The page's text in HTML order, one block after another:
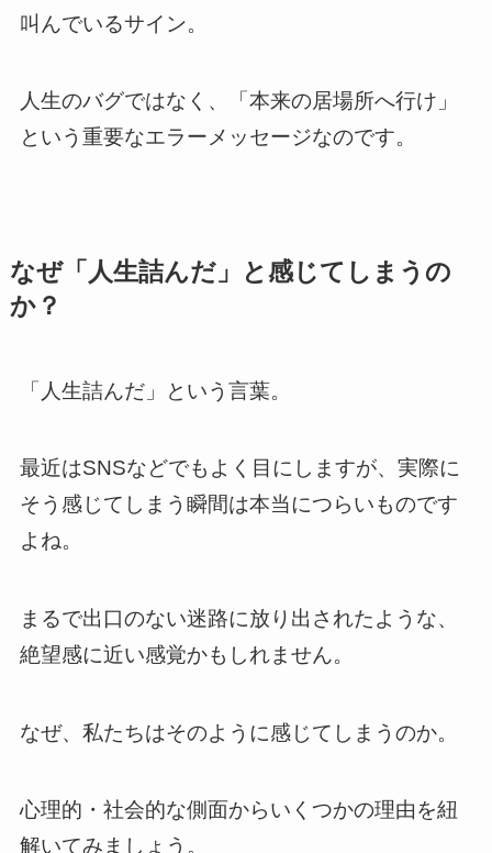
叫んでいるサイン。
人生のバグではなく、「本来の居場所へ行け」
という重要なエラーメッセージなのです。
なぜ「人生詰んだ」と感じてしまうの
か？
「人生詰んだ」という言葉。
最近はSNSなどでもよく目にしますが、実際に
そう感じてしまう瞬間は本当につらいものです
よね。
まるで出口のない迷路に放り出されたような、
絶望感に近い感覚かもしれません。
なぜ、私たちはそのように感じてしまうのか。
心理的・社会的な側面からいくつかの理由を紐
解いてみましょう。